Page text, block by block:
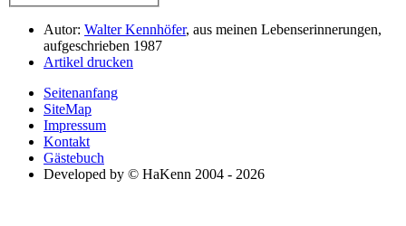
Autor: Walter Kennhöfer, aus meinen Lebenserinnerungen,
aufgeschrieben 1987
Artikel drucken
Seitenanfang
SiteMap
Impressum
Kontakt
Gästebuch
Developed by © HaKenn 2004 - 2026